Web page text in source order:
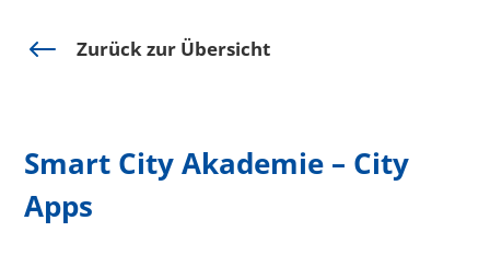
# Zurück zur Übersicht
Smart City Akademie – City
Apps